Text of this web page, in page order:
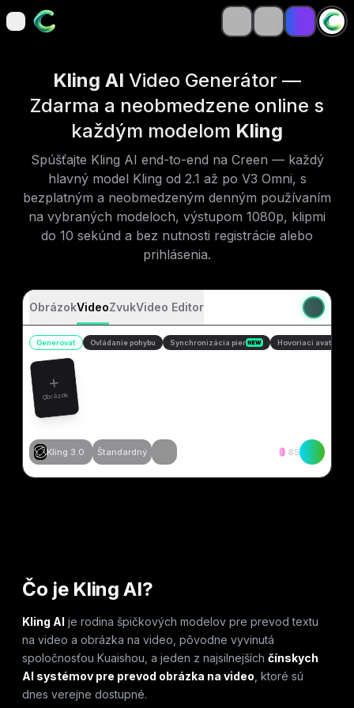
open navigation menu
open navigation menu
Kling AI Video Generátor —
Zdarma a neobmedzene online s
každým modelom Kling
Spúšťajte Kling AI end-to-end na Creen — každý
hlavný model Kling od 2.1 až po V3 Omni, s
bezplatným a neobmedzeným denným používaním
na vybraných modeloch, výstupom 1080p, klipmi
do 10 sekúnd a bez nutnosti registrácie alebo
prihlásenia.
ObrázokVideoZvukVideo Editor
Generovať Ovládanie pohybu Synchronizácia pier NEW Hovoriaci avatar
Obrázok
Kling 3.0 Štandardný 85
Čo je Kling AI?
Kling AI je rodina špičkových modelov pre prevod textu
na video a obrázka na video, pôvodne vyvinutá
spoločnosťou Kuaishou, a jeden z najsilnejších čínskych
AI systémov pre prevod obrázka na video , ktoré sú
dnes verejne dostupné.